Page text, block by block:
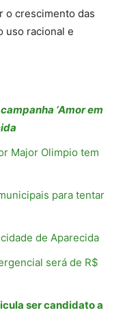
o crescimento das
uso racional e
‘Amor em
Major Olimpio tem
para tentar
de Aparecida
será de R$
ser candidato a